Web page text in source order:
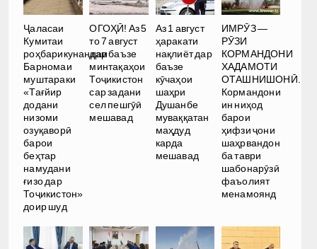
Ҷаласаи
Кумитаи
роҳбарикунандаи
Барномаи
муштараки
«Тағйир
додани
низоми
озуқаворӣ
барои
беҳтар
намудани
ғизо дар
Тоҷикистон»
доир шуд
ОГОҲӢ! Аз 5
то 7 август
дар баъзе
минтақаҳои
Тоҷикистон
сар задани
сел пешгӯӣ
мешавад
Аз 1 август
ҳаракати
нақлиёт дар
баъзе
кӯчаҳои
шаҳри
Душанбе
муваққатан
маҳдуд
карда
мешавад
ИМРӮЗ —
РӮЗИ
КОРМАНДОНИ
ХАДАМОТИ
ОТАШНИШОНӢ.
Кормандони
ин ниҳод
барои
ҳифзи ҷони
шаҳрвандон
ба таври
шабонарӯзӣ
фаъолият
менамоянд